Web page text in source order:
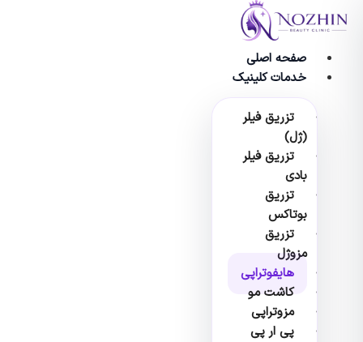
صفحه اصلی
خدمات کلینیک
تزریق فیلر
(ژل)
تزریق فیلر
بادی
تزریق
بوتاکس
تزریق
مزوژل
هایفوتراپی
کاشت مو
مزوتراپی
پی ار پی